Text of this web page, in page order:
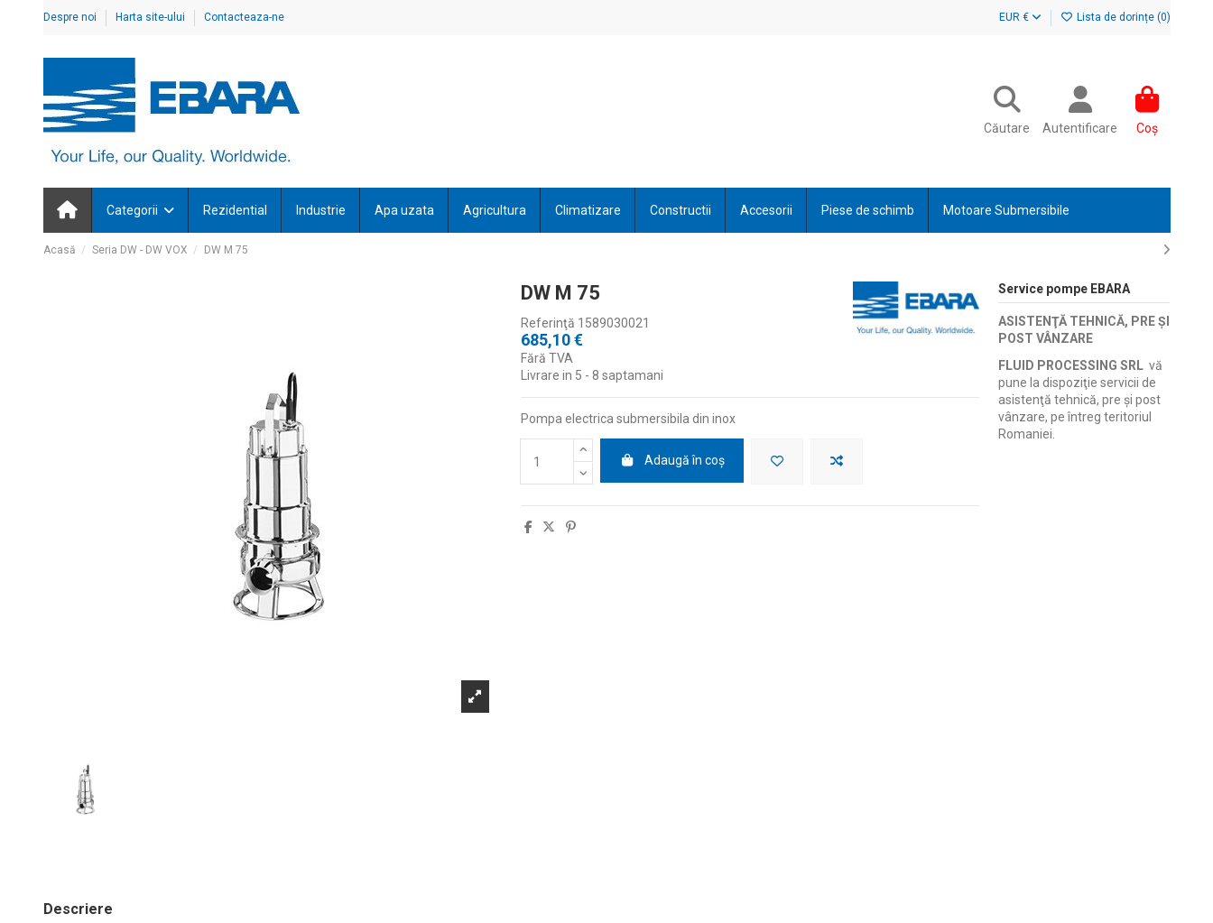
Despre noi Harta site-ului Contacteaza-ne EUR € Lista de dorințe (0)
Căutare Autentificare Coș
Categorii Rezidential Industrie Apa uzata Agricultura Climatizare Constructii Accesorii Piese de schimb Motoare Submersibile
Acasă Seria DW - DW VOX DW M 75
DW M 75
Referinţă 1589030021
685,10 €
Fără TVA
Livrare in 5 - 8 saptamani
Pompa electrica submersibila din inox
Adaugă în coș
Service pompe EBARA
ASISTENŢĂ TEHNICĂ, PRE ŞI
POST VÂNZARE
FLUID PROCESSING SRLvă
pune la dispoziţie servicii de
asistenţă tehnică, pre şi post
vânzare, pe întreg teritoriul
Romaniei.
Descriere